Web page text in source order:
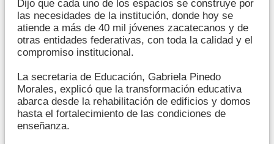
Dijo que cada uno de los espacios se construye por
las necesidades de la institución, donde hoy se
atiende a más de 40 mil jóvenes zacatecanos y de
otras entidades federativas, con toda la calidad y el
compromiso institucional.
La secretaria de Educación, Gabriela Pinedo
Morales, explicó que la transformación educativa
abarca desde la rehabilitación de edificios y domos
hasta el fortalecimiento de las condiciones de
enseñanza.